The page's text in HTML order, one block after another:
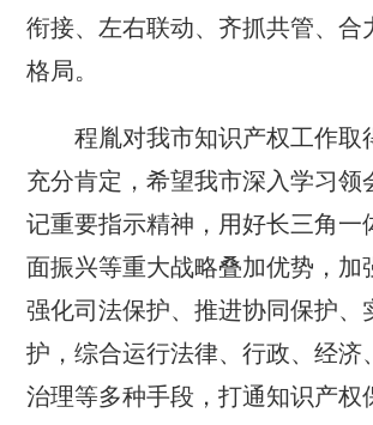
衔接、左右联动、齐抓共管、合
格局。
程胤对我市知识产权工作取
充分肯定，希望我市深入学习领
记重要指示精神，用好长三角一
面振兴等重大战略叠加优势，加
强化司法保护、推进协同保护、
护，综合运行法律、行政、经济
治理等多种手段，打通知识产权